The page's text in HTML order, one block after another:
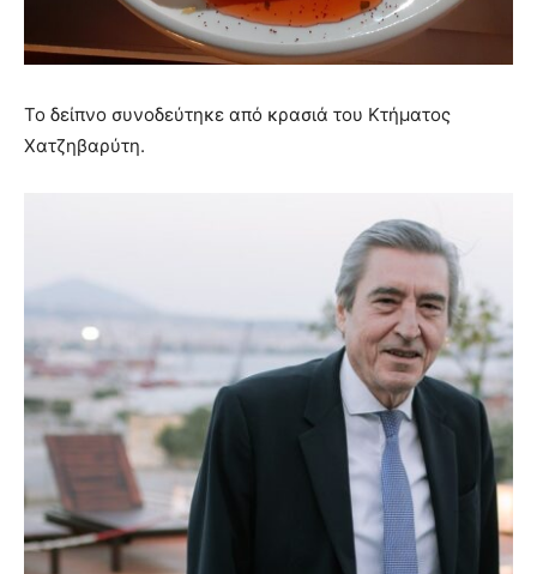
Το δείπνο συνοδεύτηκε από κρασιά του Κτήματος
Χατζηβαρύτη.